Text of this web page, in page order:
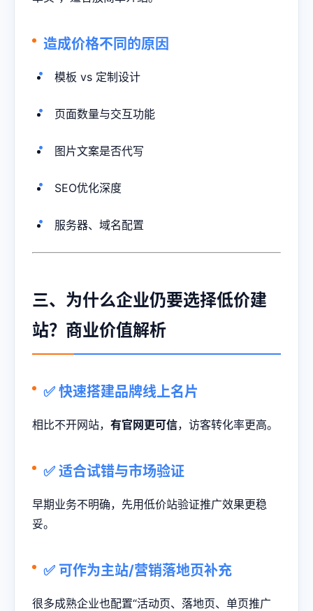
造成价格不同的原因
模板 vs 定制设计
页面数量与交互功能
图片文案是否代写
SEO优化深度
服务器、域名配置
三、为什么企业仍要选择低价建
站？商业价值解析
✅ 快速搭建品牌线上名片
相比不开网站， 有官网更可信，访客转化率更高。
✅ 适合试错与市场验证
早期业务不明确，先用低价站验证推广效果更稳
妥。
✅ 可作为主站/营销落地页补充
很多成熟企业也配置“活动页、落地页、单页推广